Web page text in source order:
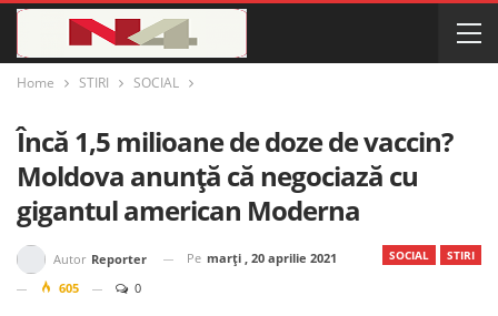
Home STIRI SOCIAL
Încă 1,5 milioane de doze de vaccin?
Moldova anunță că negociază cu
gigantul american Moderna
SOCIAL STIRI
Autor Reporter Pe marți , 20 aprilie 2021
605
0